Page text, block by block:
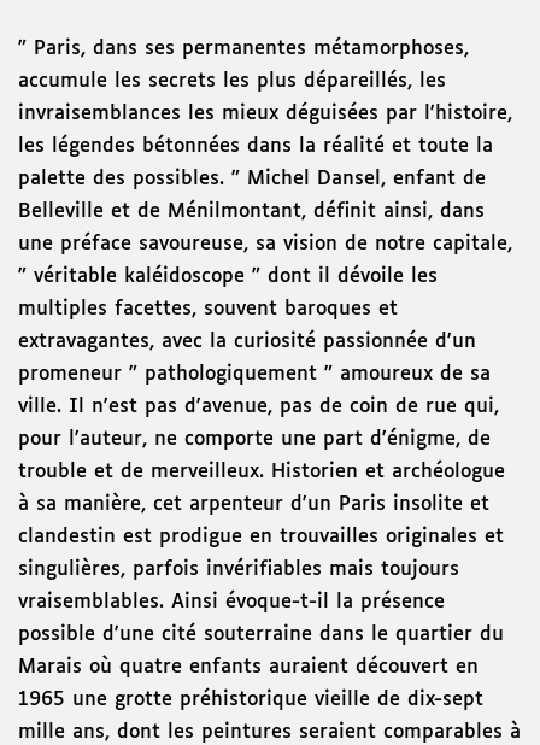
" Paris, dans ses permanentes métamorphoses,
accumule les secrets les plus dépareillés, les
invraisemblances les mieux déguisées par l'histoire,
les légendes bétonnées dans la réalité et toute la
palette des possibles. " Michel Dansel, enfant de
Belleville et de Ménilmontant, définit ainsi, dans
une préface savoureuse, sa vision de notre capitale,
" véritable kaléidoscope " dont il dévoile les
multiples facettes, souvent baroques et
extravagantes, avec la curiosité passionnée d'un
promeneur " pathologiquement " amoureux de sa
ville. Il n'est pas d'avenue, pas de coin de rue qui,
pour l'auteur, ne comporte une part d'énigme, de
trouble et de merveilleux. Historien et archéologue
à sa manière, cet arpenteur d'un Paris insolite et
clandestin est prodigue en trouvailles originales et
singulières, parfois invérifiables mais toujours
vraisemblables. Ainsi évoque-t-il la présence
possible d'une cité souterraine dans le quartier du
Marais où quatre enfants auraient découvert en
1965 une grotte préhistorique vieille de dix-sept
mille ans, dont les peintures seraient comparables à